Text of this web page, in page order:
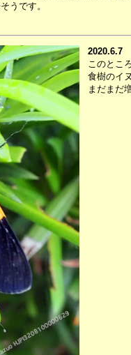
うです。
2020.6.7
このとこ
食樹のイ
まだまだ